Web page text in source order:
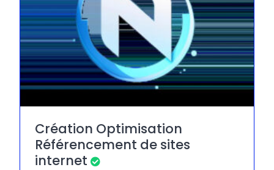
Création Optimisation
Référencement de sites
internet